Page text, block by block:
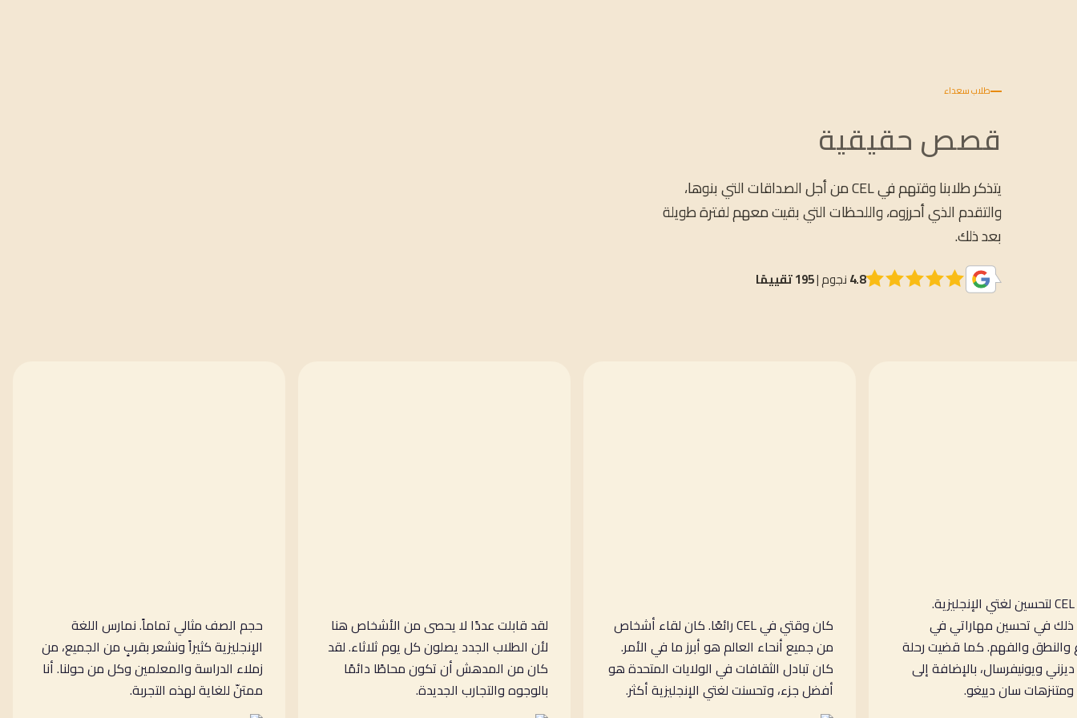
طلاب سعداء
قصص حقيقية
يتذكر طلابنا وقتهم في CEL من أجل الصداقات التي بنوها،
والتقدم الذي أحرزوه، واللحظات التي بقيت معهم لفترة طويلة
بعد ذلك.
4.8نجوم |195 تقييمًا
حجم الصف مثالي تماماً. نمارس اللغة
الإنجليزية كثيراً ونشعر بقربٍ من الجميع، من
زملاء الدراسة والمعلمين وكل من حولنا. أنا
ممتنّ للغاية لهذه التجربة.
لقد قابلت عددًا لا يحصى من الأشخاص هنا
لأن الطلاب الجدد يصلون كل يوم ثلاثاء. لقد
كان من المدهش أن تكون محاطًا دائمًا
بالوجوه والتجارب الجديدة.
كان وقتي في CEL رائعًا. كان لقاء أشخاص
من جميع أنحاء العالم هو أبرز ما في الأمر.
كان تبادل الثقافات في الولايات المتحدة هو
أفضل جزء، وتحسنت لغتي الإنجليزية أكثر.
جئت إلى CEL لتحسين لغتي الإنجليزية.
في تحسين مهاراتي في
والنطق والفهم. كما قضيت رحلة
ويونيفرسال، بالإضافة إلى
سان دييغو.